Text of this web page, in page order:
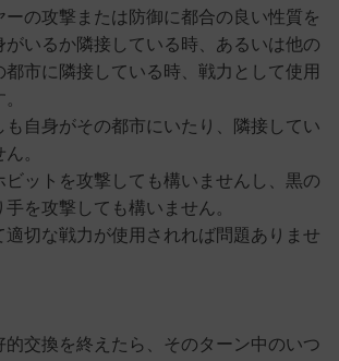
攻撃または防御に都合の良い性質を
がいるか隣接している時、あるいは他の
都市に隣接している時、戦力として使用
身がその都市にいたり、隣接してい
。
トを攻撃しても構いませんし、黒の
を攻撃しても構いません。
な戦力が使用されれば問題ありませ
換を終えたら、そのターン中のいつ